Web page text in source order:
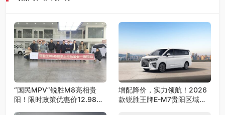
“国民MPV”锐胜M8亮相贵
阳！限时政策优惠价12.98万
增配降价，实力领航！2026
款锐胜王牌E-M7贵阳区域荣